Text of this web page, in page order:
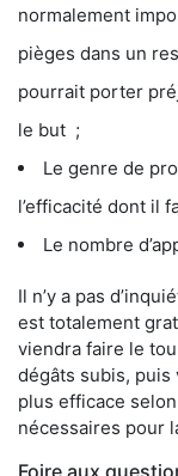
normalement
pièges dans un
pourrait porter
le but ;
Le genre de
l’efficacité dont il
Le nombre
Il n’y a pas
est totalement
viendra faire le
dégâts subis,
plus efficace
nécessaires pour